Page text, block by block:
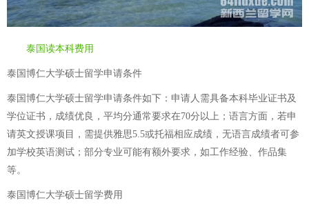
泰国读本科费用
泰国博仁大学硕士留学申请条件
泰国博仁大学硕士留学申请条件如下：申请人需具备本科毕业证书及
学位证书，成绩优良，平均分通常要求在70分以上；语言方面，若申
请英文授课项目，需提供雅思5.5或托福相应成绩，无语言成绩者可参
加学校英语测试；部分专业可能有额外要求，如工作经验、作品集
等。
泰国博仁大学硕士留学费用